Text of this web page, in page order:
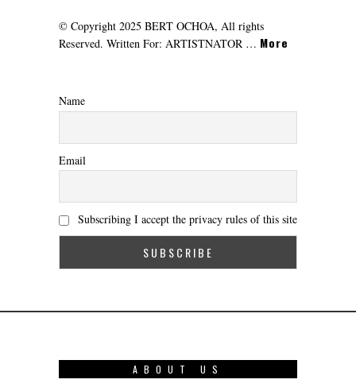
© Copyright 2025 BERT OCHOA, All rights
Reserved. Written For: ARTISTNATOR … More
Name
Email
Subscribing I accept the privacy rules of this site
ABOUT US